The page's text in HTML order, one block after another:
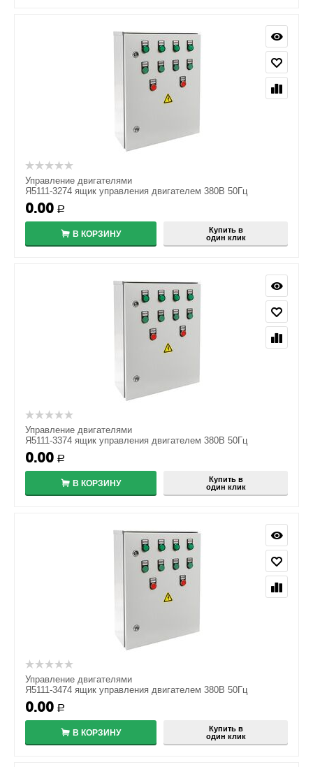
Управление двигателями
Я5111-3274 ящик управления двигателем 380В 50Гц
0.00 Р
В КОРЗИНУ
Купить в
один клик
Управление двигателями
Я5111-3374 ящик управления двигателем 380В 50Гц
0.00 Р
В КОРЗИНУ
Купить в
один клик
Управление двигателями
Я5111-3474 ящик управления двигателем 380В 50Гц
0.00 Р
В КОРЗИНУ
Купить в
один клик